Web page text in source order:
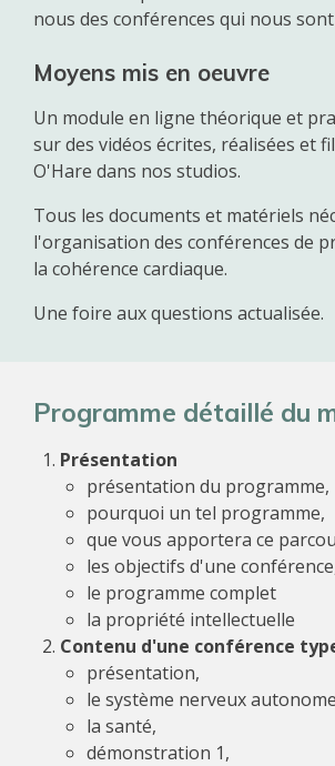
nous des conférences qui nous
Moyens mis en oeuvre
Un module en ligne théorique et
sur des vidéos écrites, réalisées et
O'Hare dans nos studios.
Tous les documents et matériels
l'organisation des conférences de
la cohérence cardiaque.
Une foire aux questions actualisée.
Programme détaillé du
Présentation
présentation du programme,
pourquoi un tel programme,
que vous apportera ce
les objectifs d'une
le programme complet
la propriété intellectuelle
Contenu d'une conférence
présentation,
le système nerveux
la santé,
démonstration 1,